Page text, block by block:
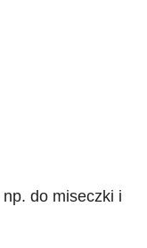
np. do miseczki i